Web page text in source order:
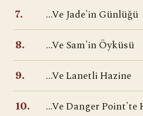
7. ...Ve Jade'in Günlüğü
8. ...Ve Sam'in Öyküsü
9. ...Ve Lanetli Hazine
10. ...Ve Danger Point'te